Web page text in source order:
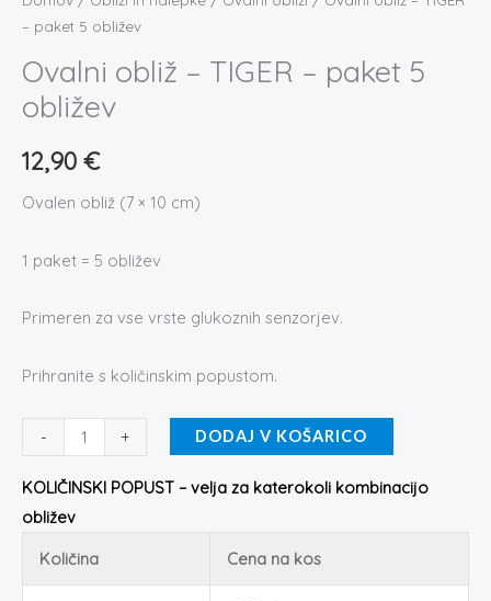
– paket 5 obližev
Ovalni obliž – TIGER – paket 5
obližev
12,90 €
Ovalen obliž (7 × 10 cm)
1 paket = 5 obližev
Primeren za vse vrste glukoznih senzorjev.
Prihranite s količinskim popustom.
-
količina
+ DODAJ V KOŠARICO
KOLIČINSKI POPUST – velja za katerokoli kombinacijo
obližev
Količina
Cena na kos